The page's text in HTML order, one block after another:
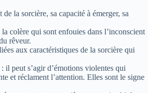
la sorcière, sa capacité à émerger, sa
colère qui sont enfouies dans l’inconscient
rêveur.
aux caractéristiques de la sorcière qui
il peut s’agir d’émotions violentes qui
et réclament l’attention. Elles sont le signe